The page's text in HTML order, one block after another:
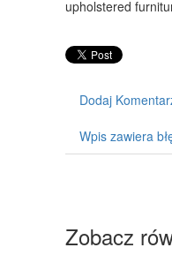
CZĘŚCI
upholstered
Dodaj
Wpis zawiera
Zobacz